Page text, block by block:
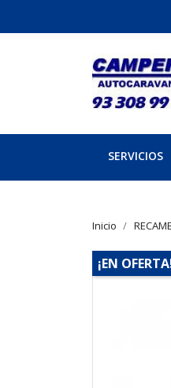
SERVICIOS
Inicio
¡EN